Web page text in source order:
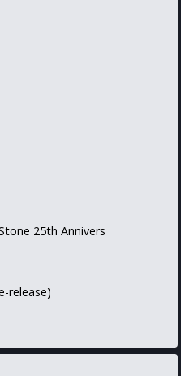
25th Annivers
release)